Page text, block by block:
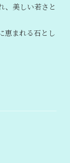
、美しい若さと
恵まれる石とし